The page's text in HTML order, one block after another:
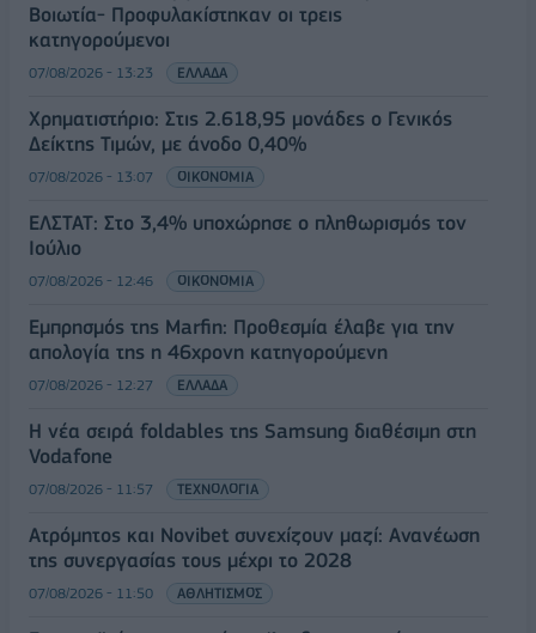
Βοιωτία- Προφυλακίστηκαν οι τρεις
κατηγορούμενοι
07/08/2026 - 13:23 ΕΛΛΑΔΑ
Χρηματιστήριο: Στις 2.618,95 μονάδες ο Γενικός
Δείκτης Τιμών, με άνοδο 0,40%
07/08/2026 - 13:07 ΟΙΚΟΝΟΜΙΑ
ΕΛΣΤΑΤ: Στο 3,4% υποχώρησε ο πληθωρισμός τον
Ιούλιο
07/08/2026 - 12:46 ΟΙΚΟΝΟΜΙΑ
Εμπρησμός της Marfin: Προθεσμία έλαβε για την
απολογία της η 46χρονη κατηγορούμενη
07/08/2026 - 12:27 ΕΛΛΑΔΑ
Η νέα σειρά foldables της Samsung διαθέσιμη στη
Vodafone
07/08/2026 - 11:57 ΤΕΧΝΟΛΟΓΙΑ
Ατρόμητος και Novibet συνεχίζουν μαζί: Ανανέωση
της συνεργασίας τους μέχρι το 2028
07/08/2026 - 11:50 ΑΘΛΗΤΙΣΜΟΣ